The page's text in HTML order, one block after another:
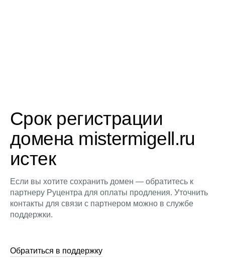
Срок регистрации
домена mistermigell.ru
истек
Если вы хотите сохранить домен — обратитесь к
партнеру Руцентра для оплаты продления. Уточнить
контакты для связи с партнером можно в службе
поддержки.
Обратиться в поддержку